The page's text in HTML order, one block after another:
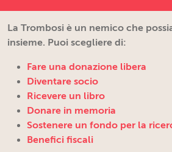
La Trombosi è un nemico che
insieme. Puoi scegliere di:
Fare una donazione libera
Diventare socio
Ricevere un libro
Donare in memoria
Sostenere un fondo per la
Benefici fiscali